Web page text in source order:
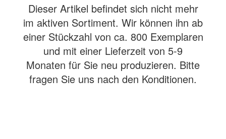
Dieser Artikel befindet sich nicht mehr
im aktiven Sortiment. Wir können ihn ab
einer Stückzahl von ca. 800 Exemplaren
und mit einer Lieferzeit von 5-9
Monaten für Sie neu produzieren. Bitte
fragen Sie uns nach den Konditionen.